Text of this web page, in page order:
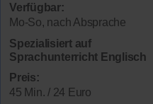
Verfügbar:
Mo-So, nach Absprache
Spezialisiert auf
Sprachunterricht Englisch
Preis:
45 Min. / 24 Euro